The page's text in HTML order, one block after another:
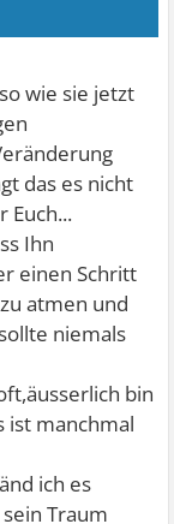
wie sie jetzt
das es nicht
Euch...
Ihn
einen Schritt
atmen und
niemals
bin
ist manchmal
ich es
Traum